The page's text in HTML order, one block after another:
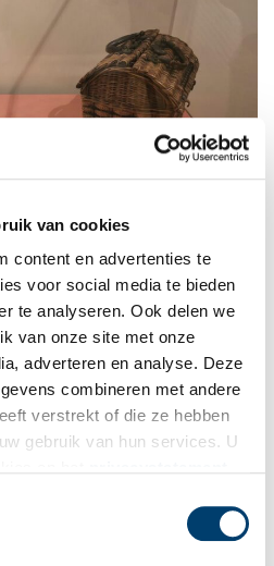
van cookies
content en advertenties te
voor social media te bieden
te analyseren. Ook delen we
van onze site met onze
adverteren en analyse. Deze
combineren met andere
verstrekt of die ze hebben
gebruik van hun services. U
Rumpt. Foto: Sarah Remmerts de Vries.